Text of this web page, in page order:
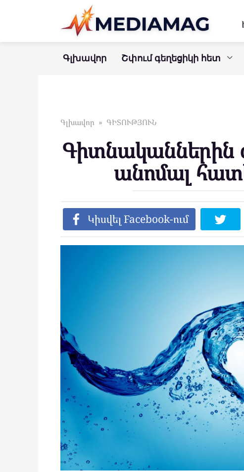
Գլխավոր Շփում գեղեցիկի հետ
Գլխավոր » ԳԻՏՈՒԹՅՈՒՆ
Գիտնականներին
անոմալ
Կիսվել Facebook-ում